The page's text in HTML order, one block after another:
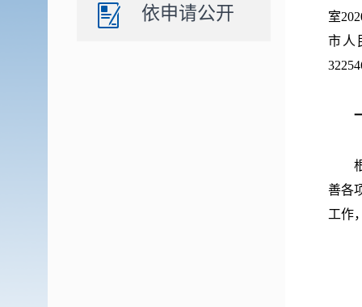
依申请公开
室
市人
根
善各
工作